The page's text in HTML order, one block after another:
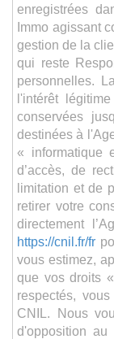
enregistrées
Immo agissant
gestion de la
qui reste
personnelles.
l'intérêt
conservées
destinées à
« informatique
d’accès, de
limitation et de
retirer votre
directement
https://cnil.fr/fr
vous estimez,
que vos droits
respectés,
CNIL. Nous
d'opposition au